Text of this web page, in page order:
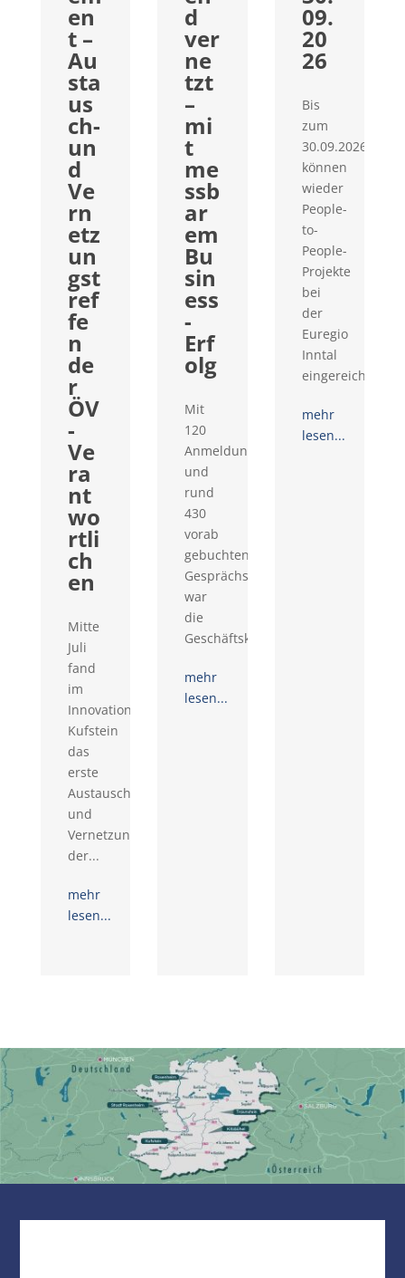
en
t –
Au
sta
us
ch-
un
d
Ve
rn
etz
un
gst
ref
fe
n
de
r
ÖV
-
Ve
ra
nt
wo
rtli
ch
en
Mitte
Juli
fand
im
Innovationsraum
Kufstein
das
erste
Austausch-
und
Vernetzungstreffen
der...
mehr
lesen...
d
ver
ne
tzt
–
mi
t
me
ssb
ar
em
Bu
sin
ess
-
Erf
olg
Mit
120
Anmeldungen
und
rund
430
vorab
gebuchten
Gesprächswünschen
war
die
Geschäftskontaktemesse...
mehr
lesen...
09.
20
26
Bis
zum
30.09.2026
können
wieder
People-
to-
People-
Projekte
bei
der
Euregio
Inntal
eingereicht...
mehr
lesen...